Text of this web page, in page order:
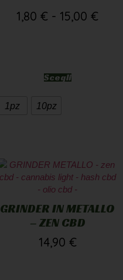
1,80 € - 15,00 €
Scegli
1pz 10pz
GRINDER IN METALLO
– ZEN CBD
14,90 €